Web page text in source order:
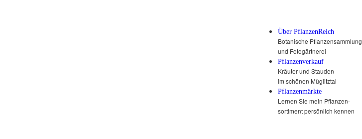
Über PflanzenReich
Botanische Pflanzensammlung
und Fotogärtnerei
Pflanzenverkauf
Kräuter und Stauden
im schönen Müglitztal
Pflanzenmärkte
Lernen Sie mein Pflanzen-
sortiment persönlich kennen